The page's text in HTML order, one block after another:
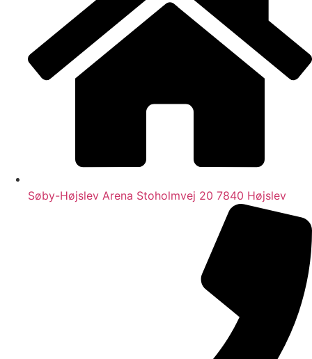
Søby-Højslev Arena Stoholmvej 20 7840 Højslev